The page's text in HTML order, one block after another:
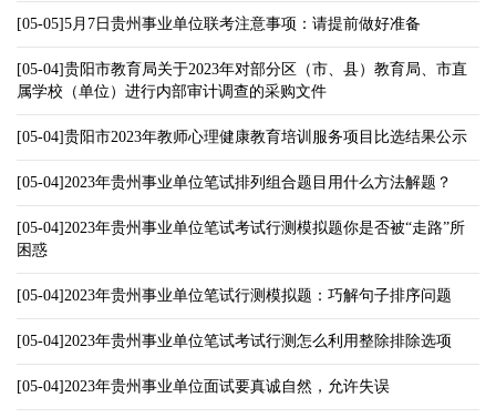
[05-05]5月7日贵州事业单位联考注意事项：请提前做好准备
[05-04]贵阳市教育局关于2023年对部分区（市、县）教育局、市直
属学校（单位）进行内部审计调查的采购文件
[05-04]贵阳市2023年教师心理健康教育培训服务项目比选结果公示
[05-04]2023年贵州事业单位笔试排列组合题目用什么方法解题？
[05-04]2023年贵州事业单位笔试考试行测模拟题你是否被“走路”所
困惑
[05-04]2023年贵州事业单位笔试行测模拟题：巧解句子排序问题
[05-04]2023年贵州事业单位笔试考试行测怎么利用整除排除选项
[05-04]2023年贵州事业单位面试要真诚自然，允许失误